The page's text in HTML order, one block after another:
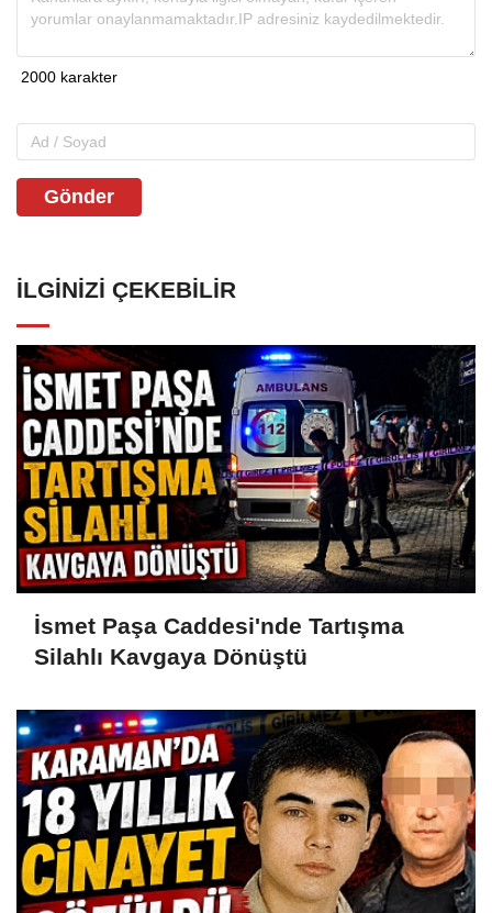
Gönder
İLGINIZI ÇEKEBILIR
İsmet Paşa Caddesi'nde Tartışma
Silahlı Kavgaya Dönüştü